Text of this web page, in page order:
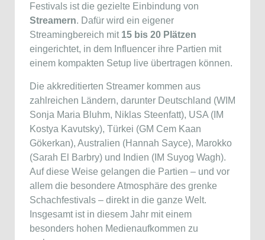
Festivals ist die gezielte Einbindung von
Streamern. Dafür wird ein eigener
Streamingbereich mit 15 bis 20 Plätzen
eingerichtet, in dem Influencer ihre Partien mit
einem kompakten Setup live übertragen können.
Die akkreditierten Streamer kommen aus
zahlreichen Ländern, darunter Deutschland (WIM
Sonja Maria Bluhm, Niklas Steenfatt), USA (IM
Kostya Kavutsky), Türkei (GM Cem Kaan
Gökerkan), Australien (Hannah Sayce), Marokko
(Sarah El Barbry) und Indien (IM Suyog Wagh).
Auf diese Weise gelangen die Partien – und vor
allem die besondere Atmosphäre des grenke
Schachfestivals – direkt in die ganze Welt.
Insgesamt ist in diesem Jahr mit einem
besonders hohen Medienaufkommen zu